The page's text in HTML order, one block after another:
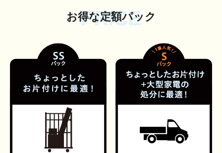
PRICE
お得な定額パック